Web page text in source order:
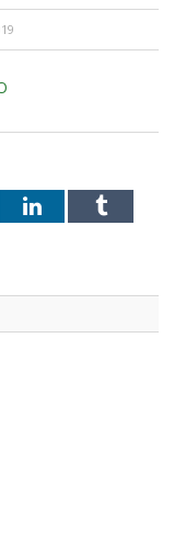
LinkedInTumblr